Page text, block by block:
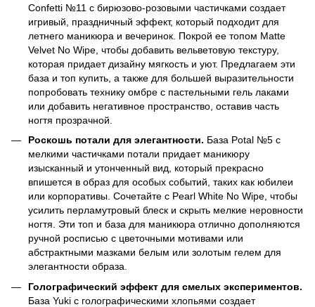
Confetti №11 с бирюзово-розовыми частичками создает
игривый, праздничный эффект, который подходит для
летнего маникюра и вечеринок. Покрой ее топом Matte
Velvet No Wipe, чтобы добавить вельветовую текстуру,
которая придает дизайну мягкость и уют. Предлагаем эти
база и топ купить, а также для большей выразительности
попробовать технику омбре с пастельными гель лаками
или добавить негативное пространство, оставив часть
ногтя прозрачной.
Роскошь потали для элегантности. База Potal №5 с
мелкими частичками потали придает маникюру
изысканный и утонченный вид, который прекрасно
впишется в образ для особых событий, таких как юбилеи
или корпоративы. Сочетайте с Pearl White No Wipe, чтобы
усилить перламутровый блеск и скрыть мелкие неровности
ногтя. Эти топ и база для маникюра отлично дополняются
ручной росписью с цветочными мотивами или
абстрактными мазками белым или золотым гелем для
элегантности образа.
Голографический эффект для смелых экспериментов.
База Yuki с голографическими хлопьями создает